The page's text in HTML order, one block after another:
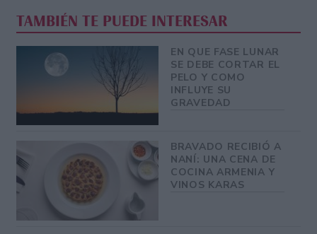
TAMBIÉN TE PUEDE INTERESAR
EN QUE FASE LUNAR
SE DEBE CORTAR EL
PELO Y COMO
INFLUYE SU
GRAVEDAD
BRAVADO RECIBIÓ A
NANÍ: UNA CENA DE
COCINA ARMENIA Y
VINOS KARAS